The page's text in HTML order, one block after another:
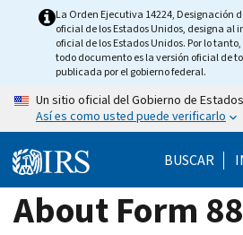
La Orden Ejecutiva 14224, Designación
oficial de los Estados Unidos, designa al
oficial de los Estados Unidos. Por lo
todo documento es la versión oficial de
publicada por el gobierno federal.
Un sitio oficial del Gobierno de
Así es como usted puede verificarlo
BUSCAR
About Form